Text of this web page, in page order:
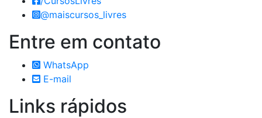
@maiscursos_livres
Entre em contato
WhatsApp
E-mail
Links rápidos